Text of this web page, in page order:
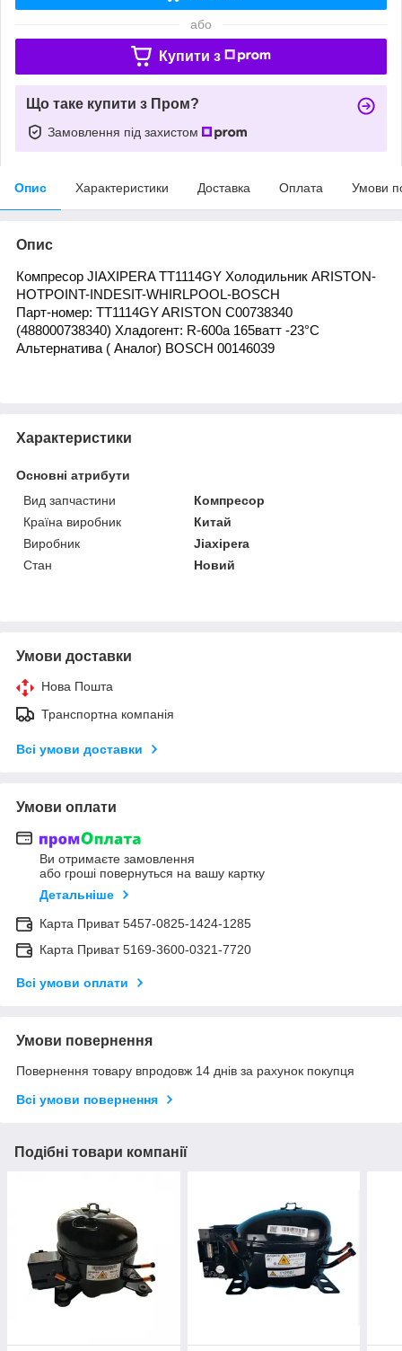
або
Купити з
Що таке купити з Пром?
Замовлення під захистом
Опис Характеристики Доставка Оплата Умови
Опис
Компресор JIAXIPERA TT1114GY Холодильник ARISTON-
HOTPOINT-INDESIT-WHIRLPOOL-BOSCH
Парт-номер: TT1114GY ARISTON C00738340
(488000738340) Хладогент: R-600a 165ватт -23°С
Альтернатива ( Аналог) BOSCH 00146039
Характеристики
Основні атрибути
Вид запчастини
Компресор
Країна виробник
Китай
Виробник
Jiaxipera
Стан
Новий
Умови доставки
Нова Пошта
Транспортна компанія
Всі умови доставки
Умови оплати
Ви отримаєте замовлення
або гроші повернуться на вашу картку
Детальніше
Карта Приват 5457-0825-1424-1285
Карта Приват 5169-3600-0321-7720
Всі умови оплати
Умови повернення
Повернення товару впродовж 14 днів за рахунок покупця
Всі умови повернення
Подібні товари компанії